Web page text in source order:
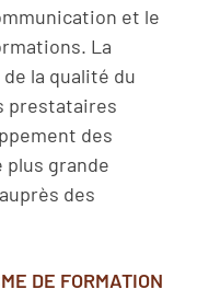
et le
La
la qualité du
prestataires
des
grande
des
DE FORMATION